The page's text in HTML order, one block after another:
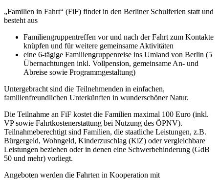
„Familien in Fahrt“ (FiF) findet in den Berliner Schulferien statt und
besteht aus
Familiengruppentreffen vor und nach der Fahrt zum Kontakte
knüpfen und für weitere gemeinsame Aktivitäten
eine 6-tägige Familiengruppenreise ins Umland von Berlin (5
Übernachtungen inkl. Vollpension, gemeinsame An- und
Abreise sowie Programmgestaltung)
Untergebracht sind die Teilnehmenden in einfachen,
familienfreundlichen Unterkünften in wunderschöner Natur.
Die Teilnahme an FiF kostet die Familien maximal 100 Euro (inkl.
VP sowie Fahrtkostenerstattung bei Nutzung des ÖPNV).
Teilnahmeberechtigt sind Familien, die staatliche Leistungen, z.B.
Bürgergeld, Wohngeld, Kinderzuschlag (KiZ) oder vergleichbare
Leistungen beziehen oder in denen eine Schwerbehinderung (GdB
50 und mehr) vorliegt.
Angeboten werden die Fahrten in Kooperation mit